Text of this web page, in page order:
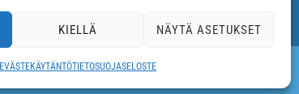
KIELLÄ NÄYTÄ ASETUKSET
EVÄSTEKÄYTÄNTÖTIETOSUOJASELOSTE